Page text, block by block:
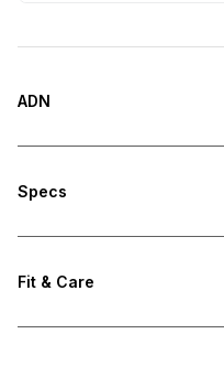
ADN
Specs
Fit & Care